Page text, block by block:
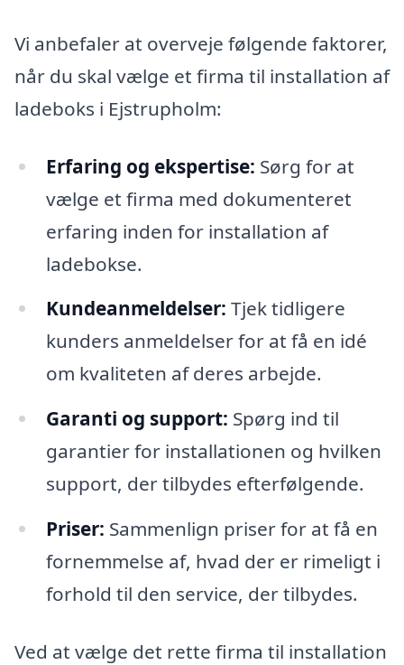
Vi anbefaler at overveje følgende faktorer,
når du skal vælge et firma til installation af
ladeboks i Ejstrupholm:
Erfaring og ekspertise: Sørg for at
vælge et firma med dokumenteret
erfaring inden for installation af
ladebokse.
Kundeanmeldelser: Tjek tidligere
kunders anmeldelser for at få en idé
om kvaliteten af deres arbejde.
Garanti og support: Spørg ind til
garantier for installationen og hvilken
support, der tilbydes efterfølgende.
Priser: Sammenlign priser for at få en
fornemmelse af, hvad der er rimeligt i
forhold til den service, der tilbydes.
Ved at vælge det rette firma til installation